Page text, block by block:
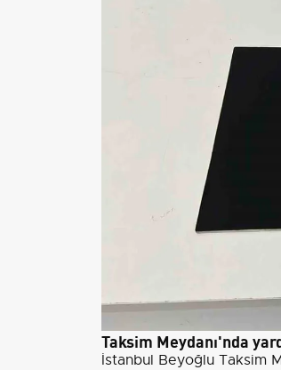
Taksim Meydanı'nda
İstanbul Beyoğlu Taksim